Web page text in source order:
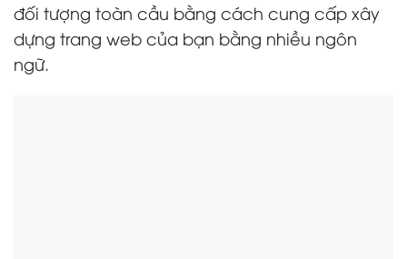
đối tượng toàn cầu bằng cách cung cấp xây
dựng trang web của bạn bằng nhiều ngôn
ngữ.